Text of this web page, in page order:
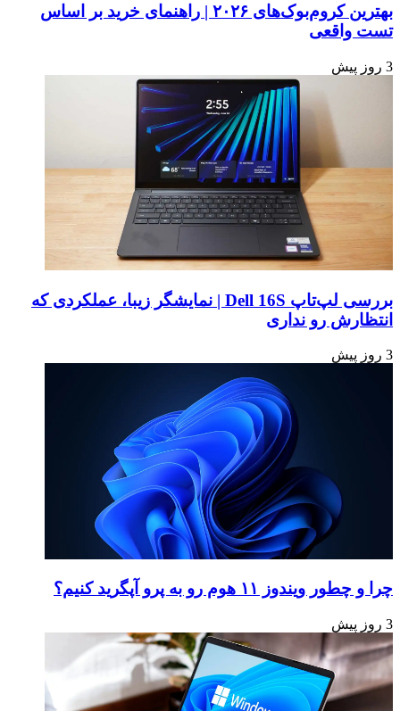
بهترین کروم‌بوک‌های ۲۰۲۶ | راهنمای خرید بر اساس
تست واقعی
3 روز پیش
بررسی لپ‌تاپ Dell 16S | نمایشگر زیبا، عملکردی که
انتظارش رو نداری
3 روز پیش
چرا و چطور ویندوز ۱۱ هوم رو به پرو آپگرید کنیم؟
3 روز پیش